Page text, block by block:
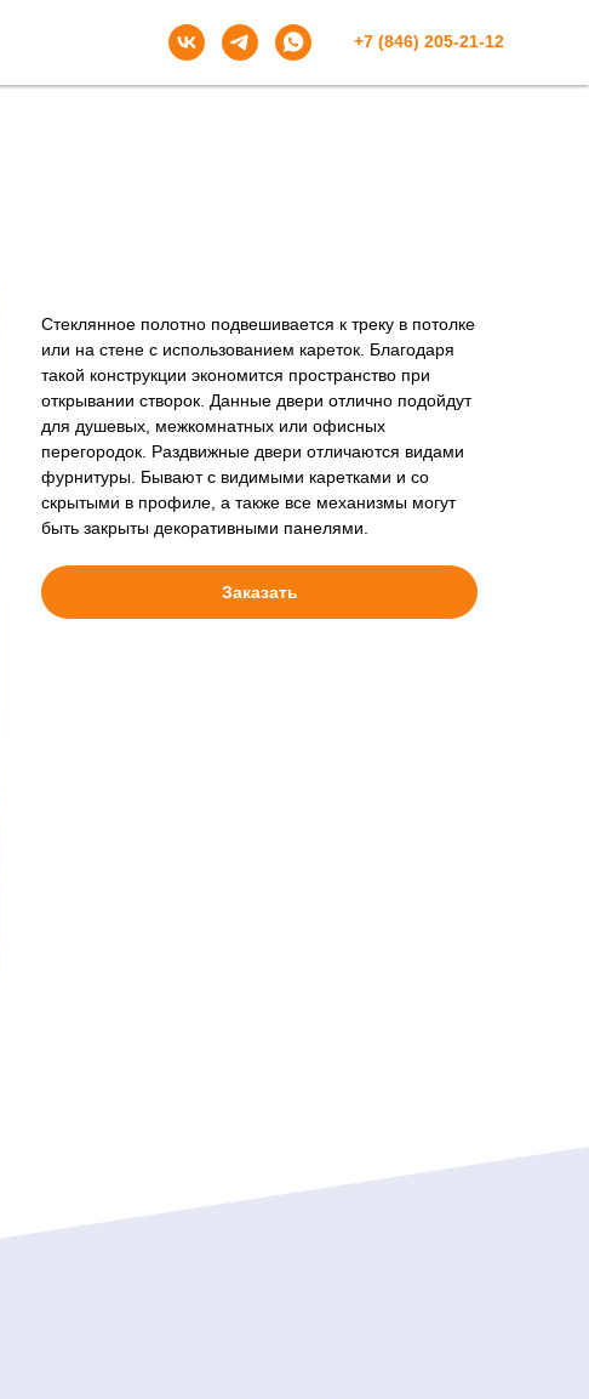
+7 (846) 205-21-12
Стеклянное полотно подвешивается к треку в потолке
или на стене с использованием кареток. Благодаря
такой конструкции экономится пространство при
открывании створок. Данные двери отлично подойдут
для душевых, межкомнатных или офисных
перегородок. Раздвижные двери отличаются видами
фурнитуры. Бывают с видимыми каретками и со
скрытыми в профиле, а также все механизмы могут
быть закрыты декоративными панелями.
Заказать